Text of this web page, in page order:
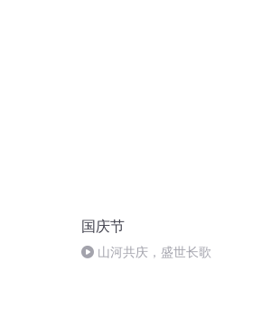
国庆节
山河共庆，盛世长歌